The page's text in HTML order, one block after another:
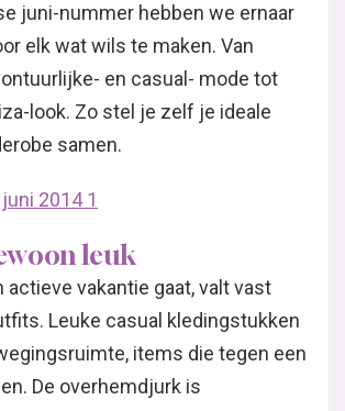
juni-nummer hebben we ernaar
elk wat wils te maken. Van
en casual- mode tot
look. Zo stel je zelf je ideale
samen.
leuk
actieve vakantie gaat, valt vast
Leuke casual kledingstukken
items die tegen een
De overhemdjurk is